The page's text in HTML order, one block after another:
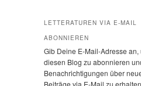
LETTERATUREN VIA E-MAIL
ABONNIEREN
Gib Deine E-Mail-Adresse an,
diesen Blog zu abonnieren
Benachrichtigungen über
Beiträge via E-Mail zu